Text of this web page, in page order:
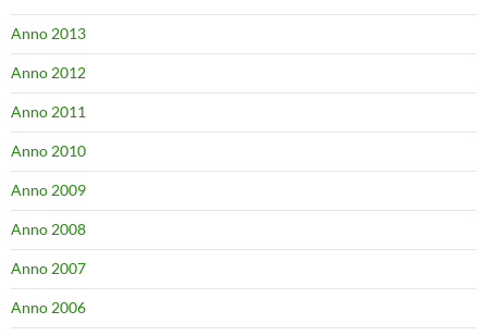
Anno 2013
Anno 2012
Anno 2011
Anno 2010
Anno 2009
Anno 2008
Anno 2007
Anno 2006